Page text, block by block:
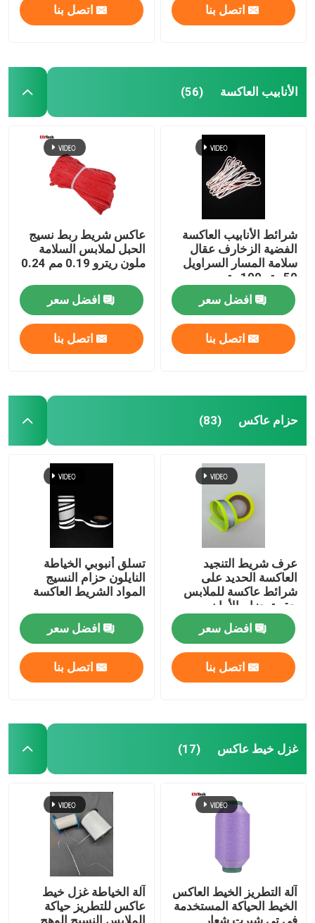
اتصل بنا اتصل بنا
الأنابيب العاكسة (56)
شرائط الأنابيب العاكسة
الفضية الزخارف عقال
سلامة المسار السراويل
50 متر 100 متر
افضل سعر
اتصل بنا
عاكس شريط ربط نسيج
الحبل لملابس السلامة
ملون ريترو 0.19 مم 0.24
افضل سعر
اتصل بنا
حزام عاكس (83)
عرف شريط التنجيد
العاكسة الحديد على
شرائط عاكسة للملابس
حقيبة حزام الأمان
افضل سعر
اتصل بنا
تسلق أنبوبي الخياطة
النايلون حزام النسيج
المواد الشريط العاكسة
افضل سعر
اتصل بنا
غزل خيط عاكس (17)
آلة التطريز الخيط العاكس
الخيط الحياكة المستخدمة
في تي شيرت شعار
آلة الخياطة غزل خيط
عاكس للتطريز حياكة
الملابس النسيج الوهج